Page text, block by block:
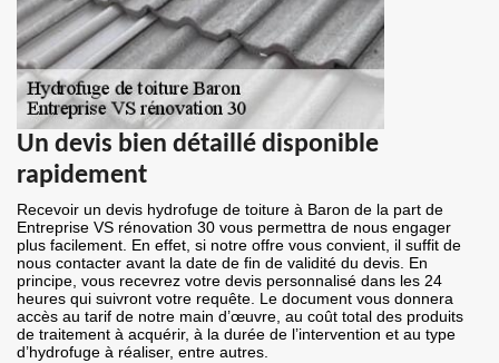
Un devis bien détaillé disponible
rapidement
Recevoir un devis hydrofuge de toiture à Baron de la part de
Entreprise VS rénovation 30 vous permettra de nous engager
plus facilement. En effet, si notre offre vous convient, il suffit de
nous contacter avant la date de fin de validité du devis. En
principe, vous recevrez votre devis personnalisé dans les 24
heures qui suivront votre requête. Le document vous donnera
accès au tarif de notre main d’œuvre, au coût total des produits
de traitement à acquérir, à la durée de l’intervention et au type
d’hydrofuge à réaliser, entre autres.